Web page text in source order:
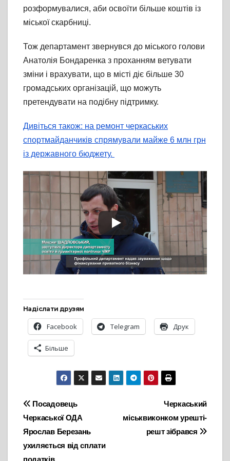
розформувалися, аби освоїти більше коштів із
міської скарбниці.
Тож департамент звернувся до міського голови
Анатолія Бондаренка з проханням ветувати
зміни і врахувати, що в місті діє більше 30
громадських організацій, що можуть
претендувати на подібну підтримку.
Дивіться також: на ремонт черкаських
спортмайданчиків спрямували майже 6 млн грн
із державного бюджету.
Надіслати друзям
Facebook Telegram Друк
Більше
Навігація
записів
Черкаський
міськвиконком урешті-
решт зібрався
Посадовець
Черкаської ОДА
Ярослав Березань
ухиляється від сплати